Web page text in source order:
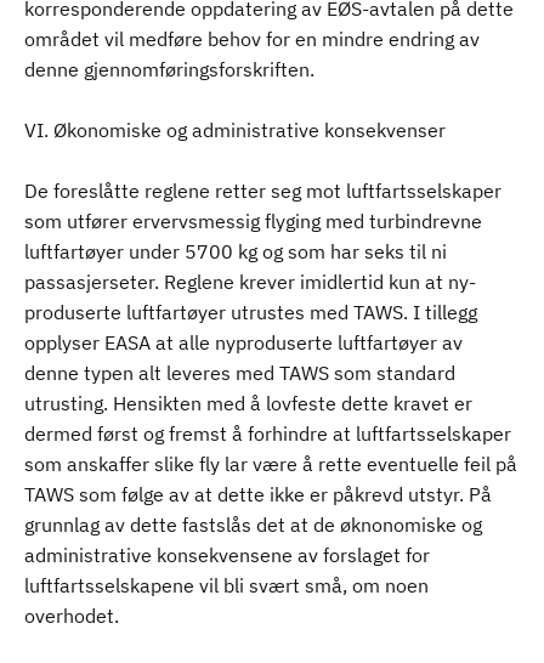
korresponderende oppdatering av EØS-avtalen på dette
området vil medføre behov for en mindre endring av
denne gjennomføringsforskriften.
VI. Økonomiske og administrative konsekvenser
De foreslåtte reglene retter seg mot luftfartsselskaper
som utfører ervervsmessig flyging med turbindrevne
luftfartøyer under 5700 kg og som har seks til ni
passasjerseter. Reglene krever imidlertid kun at ny-
produserte luftfartøyer utrustes med TAWS. I tillegg
opplyser EASA at alle nyproduserte luftfartøyer av
denne typen alt leveres med TAWS som standard
utrusting. Hensikten med å lovfeste dette kravet er
dermed først og fremst å forhindre at luftfartsselskaper
som anskaffer slike fly lar være å rette eventuelle feil på
TAWS som følge av at dette ikke er påkrevd utstyr. På
grunnlag av dette fastslås det at de øknonomiske og
administrative konsekvensene av forslaget for
luftfartsselskapene vil bli svært små, om noen
overhodet.